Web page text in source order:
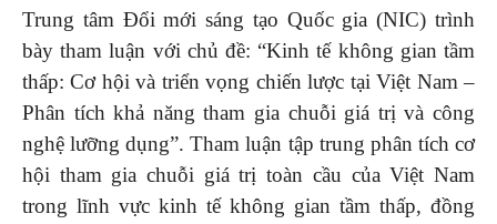
Trung tâm Đổi mới sáng tạo Quốc gia (NIC) trình
bày tham luận với chủ đề: “Kinh tế không gian tầm
thấp: Cơ hội và triển vọng chiến lược tại Việt Nam –
Phân tích khả năng tham gia chuỗi giá trị và công
nghệ lưỡng dụng”. Tham luận tập trung phân tích cơ
hội tham gia chuỗi giá trị toàn cầu của Việt Nam
trong lĩnh vực kinh tế không gian tầm thấp, đồng